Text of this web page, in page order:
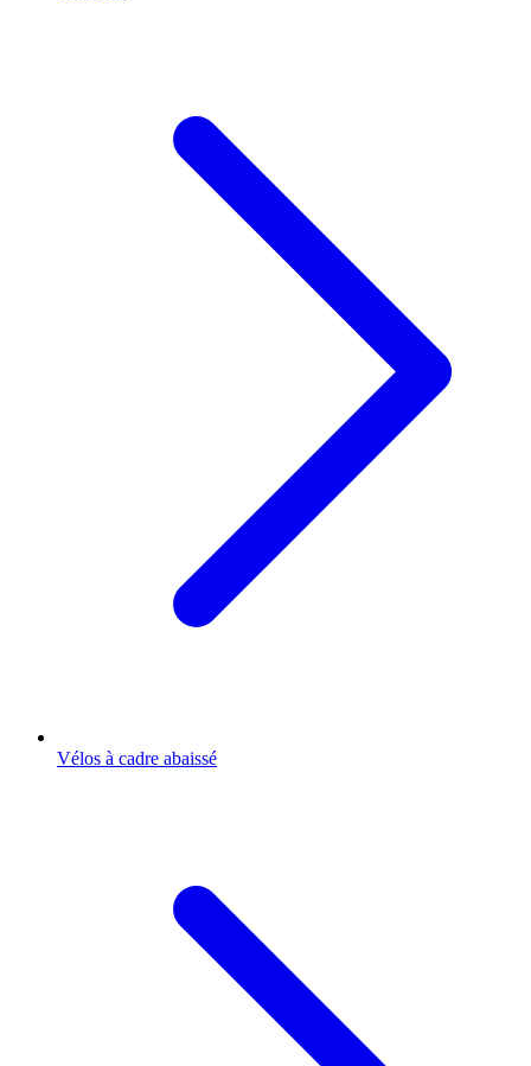
Vélos à cadre abaissé